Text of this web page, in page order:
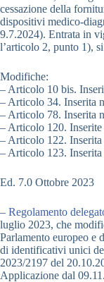
cessazione della
dispositivi medico-
9.7.2024). Entrata in
l’articolo 2, punto 1),
Modifiche:
– Articolo 10 bis.
– Articolo 34. Inserita
– Articolo 78. Inserita
– Articolo 120.
– Articolo 122.
– Articolo 123.
Ed. 7.0 Ottobre 2023
– Regolamento
luglio 2023, che
Parlamento europeo e
di identificativi unici
2023/2197 del
Applicazione dal